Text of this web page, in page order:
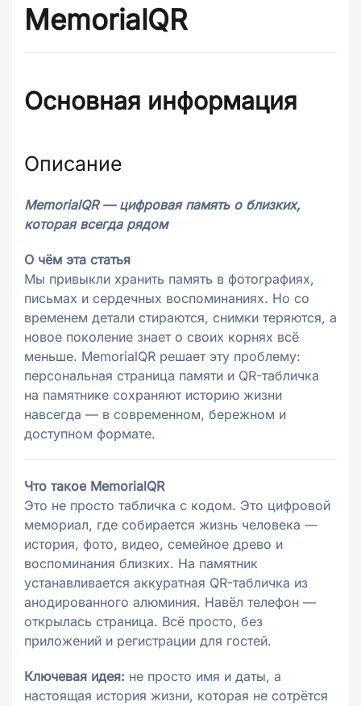
MemorialQR
Основная информация
Описание
MemorialQR — цифровая память о близких,
которая всегда рядом
О чём эта статья
Мы привыкли хранить память в фотографиях,
письмах и сердечных воспоминаниях. Но со
временем детали стираются, снимки теряются, а
новое поколение знает о своих корнях всё
меньше. MemorialQR решает эту проблему:
персональная страница памяти и QR-табличка
на памятнике сохраняют историю жизни
навсегда — в современном, бережном и
доступном формате.
Что такое MemorialQR
Это не просто табличка с кодом. Это цифровой
мемориал, где собирается жизнь человека —
история, фото, видео, семейное древо и
воспоминания близких. На памятник
устанавливается аккуратная QR-табличка из
анодированного алюминия. Навёл телефон —
открылась страница. Всё просто, без
приложений и регистрации для гостей.
Ключевая идея: не просто имя и даты, а
настоящая история жизни, которая не сотрётся